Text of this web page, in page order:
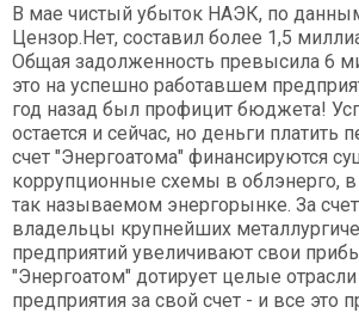
В мае чистый убыток НАЭК, по
Цензор.Нет, составил более 1,5
Общая задолженность превысила 6
это на успешно работавшем
год назад был профицит бюджета!
остается и сейчас, но деньги платить
счет "Энергоатома" финансируются
коррупционные схемы в облэнерго, в
так называемом энергорынке. За
владельцы крупнейших
предприятий увеличивают свои
"Энергоатом" дотирует целые
предприятия за свой счет - и все это